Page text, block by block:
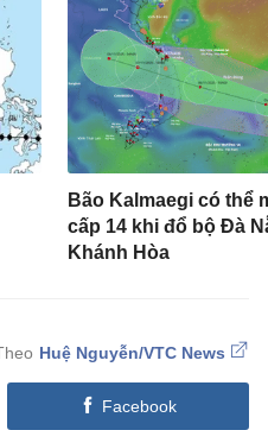
Bão Kalmaegi có thể
cấp 14 khi đổ bộ Đà
Khánh Hòa
Huệ Nguyễn/VTC News
Facebook